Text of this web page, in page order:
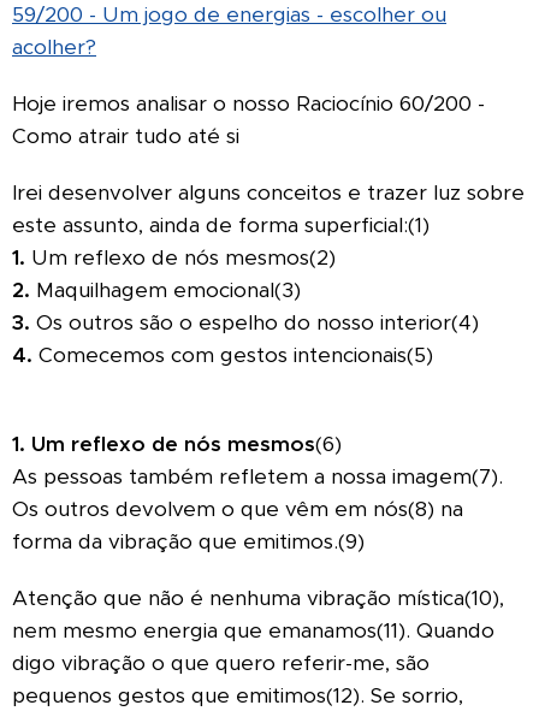
59/200 - Um jogo de energias - escolher ou
acolher?
Hoje iremos analisar o nosso Raciocínio 60/200 -
Como atrair tudo até si
Irei desenvolver alguns conceitos e trazer luz sobre
este assunto, ainda de forma superficial:(1)
1. Um reflexo de nós mesmos(2)
2. Maquilhagem emocional(3)
3. Os outros são o espelho do nosso interior(4)
4. Comecemos com gestos intencionais(5)
1. Um reflexo de nós mesmos(6)
As pessoas também refletem a nossa imagem(7).
Os outros devolvem o que vêm em nós(8) na
forma da vibração que emitimos.(9)
Atenção que não é nenhuma vibração mística(10),
nem mesmo energia que emanamos(11). Quando
digo vibração o que quero referir-me, são
pequenos gestos que emitimos(12). Se sorrio,